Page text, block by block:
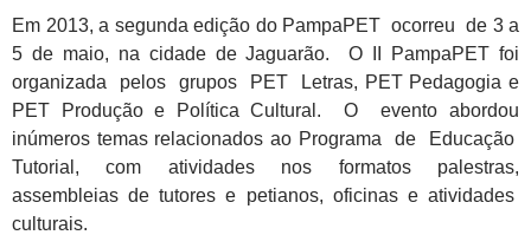
Em 2013, a segunda edição do PampaPET ocorreu de 3 a
5 de maio, na cidade de Jaguarão. O II PampaPET foi
organizada pelos grupos PET Letras, PET Pedagogia e
PET Produção e Política Cultural. O evento abordou
inúmeros temas relacionados ao Programa de Educação
Tutorial, com atividades nos formatos palestras,
assembleias de tutores e petianos, oficinas e atividades
culturais.